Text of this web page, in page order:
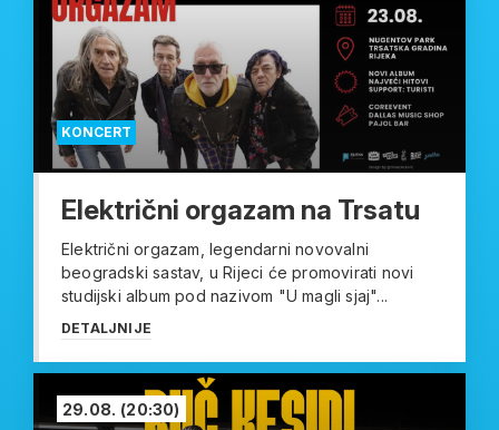
KONCERT
Električni orgazam na Trsatu
Električni orgazam, legendarni novovalni
beogradski sastav, u Rijeci će promovirati novi
studijski album pod nazivom "U magli sjaj"...
DETALJNIJE
29.08. (20:30)